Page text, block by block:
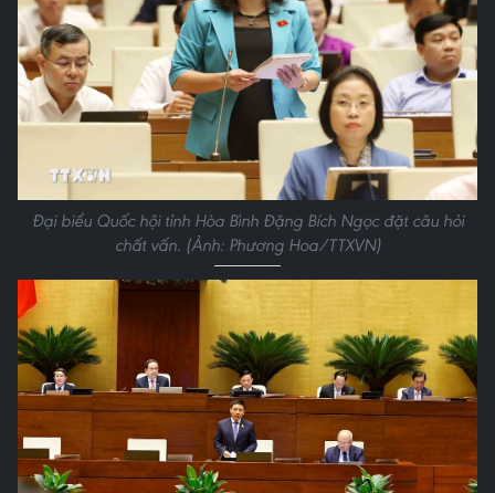
Đại biểu Quốc hội tỉnh Hòa Bình Đặng Bích Ngọc đặt câu hỏi
chất vấn. (Ảnh: Phương Hoa/TTXVN)